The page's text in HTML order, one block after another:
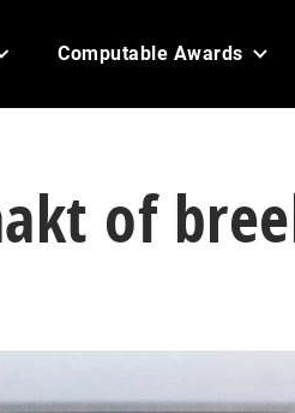
Computable Awards
of